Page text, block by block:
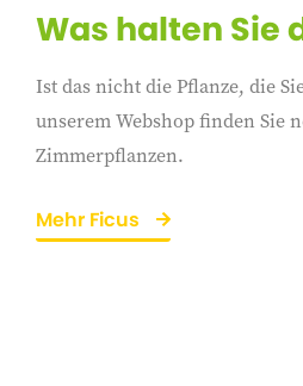
Was halten Sie
Ist das nicht die Pflanze, die
unserem Webshop finden Sie
Zimmerpflanzen.
Mehr Ficus